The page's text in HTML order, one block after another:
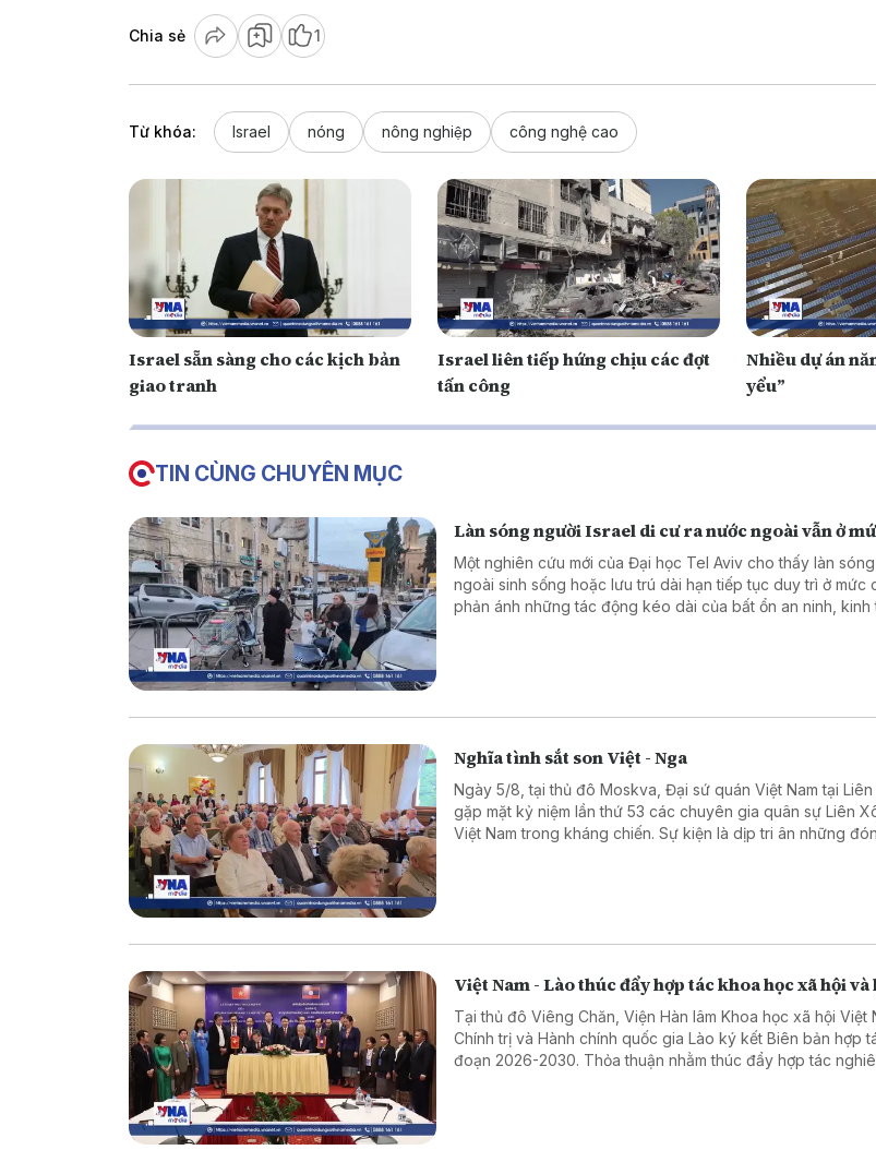
Chia sẻ 1
Từ khóa: Israel nóng nông nghiệp công nghệ cao
Israel sẵn sàng cho các kịch bản
giao tranh
Israel liên tiếp hứng chịu các đợt
tấn công
Nhiều dự án
yểu”
TIN CÙNG CHUYÊN MỤC
Làn sóng người Israel di cư ra nước ngoài vẫn ở
Một nghiên cứu mới của Đại học Tel Aviv cho thấy làn
ngoài sinh sống hoặc lưu trú dài hạn tiếp tục duy trì ở mức
phản ánh những tác động kéo dài của bất ổn an ninh, kinh
Nghĩa tình sắt son Việt - Nga
Ngày 5/8, tại thủ đô Moskva, Đại sứ quán Việt Nam tại
gặp mặt kỷ niệm lần thứ 53 các chuyên gia quân sự Liên
Việt Nam trong kháng chiến. Sự kiện là dịp tri ân những
Việt Nam - Lào thúc đẩy hợp tác khoa học xã hội
Tại thủ đô Viêng Chăn, Viện Hàn lâm Khoa học xã hội Việt
Chính trị và Hành chính quốc gia Lào ký kết Biên bản hợp
đoạn 2026-2030. Thỏa thuận nhằm thúc đẩy hợp tác